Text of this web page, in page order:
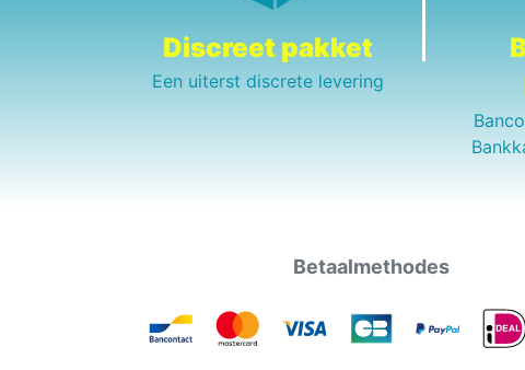
Discreet pakket
Een uiterst discrete levering
Betaalmethodes